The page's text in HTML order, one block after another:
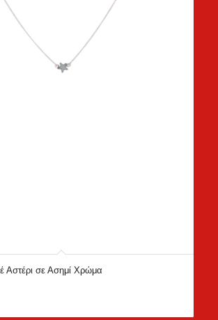
Αστέρι σε Ασημί Χρώμα